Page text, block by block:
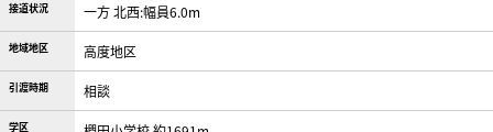
接道状況 一方 北西:幅員6.0m
地域地区 高度地区
引渡時期 相談
学区